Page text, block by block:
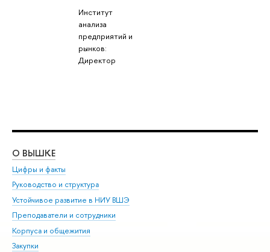
Институт
анализа
предприятий и
рынков:
Директор
О ВЫШКЕ
Цифры и факты
Руководство и структура
Устойчивое развитие в НИУ ВШЭ
Преподаватели и сотрудники
Корпуса и общежития
Закупки